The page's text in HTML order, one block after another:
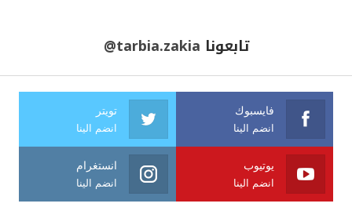
تابعونا @tarbia.zakia
فايسبوك
انضم الينا
تويتر
انضم الينا
يوتيوب
انضم الينا
انستغرام
انضم الينا